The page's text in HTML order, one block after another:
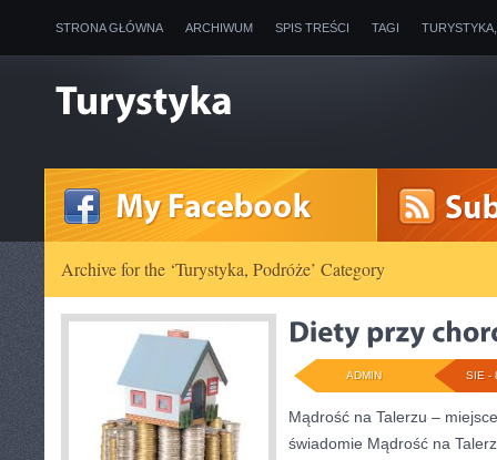
STRONA GŁÓWNA ARCHIWUM SPIS TREŚCI TAGI
Archive for the ‘Turystyka, Podróże’ Category
SIE -
ADMIN
Mądrość na Talerzu –
świadomie Mądrość na